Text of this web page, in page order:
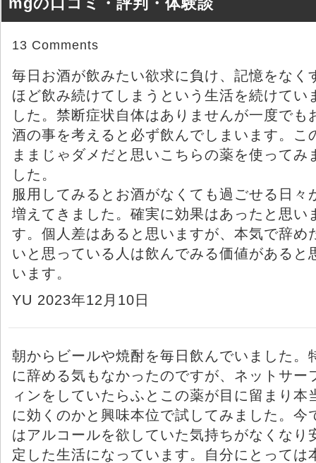
13 Comments
毎日お酒が飲みたい欲求に負け、記憶をなく
ほど飲み続けてしまうという生活を続けてい
した。禁断症状自体はありませんが一度でも
酒の事を考えると必ず飲んでしまいます。こ
ままじゃダメだと思いこちらの薬を使ってみ
した。
服用してみるとお酒がなくても過ごせる日々
増えてきました。確実に効果はあったと思い
す。個人差はあると思いますが、本気で辞め
いと思っている人は飲んでみる価値があると
います。
YU 2023年12月10日
朝からビールや焼酎を毎日飲んでいました。
に辞める気もなかったのですが、ネットサー
ィンをしていたらふとこの薬が目に留まり本
に効くのかと興味本位で試してみました。今
はアルコールを欲していた気持ちがなくなり
定した生活になっています。自分にとっては